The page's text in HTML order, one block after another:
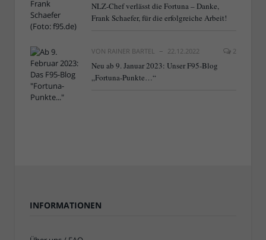
NLZ-Chef verlässt die Fortuna – Danke,
Frank Schaefer, für die erfolgreiche Arbeit!
VON RAINER BARTEL 22.12.2022 2
Neu ab 9. Januar 2023: Unser F95-Blog
„Fortuna-Punkte…“
INFORMATIONEN